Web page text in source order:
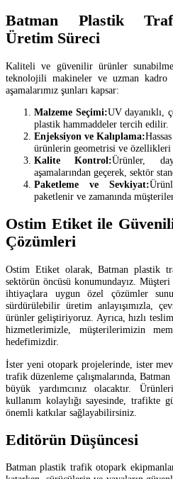
Batman Plastik
Üretim Süreci
Kaliteli ve güvenilir ürünler
teknolojili makineler ve uzman kadro
aşamalarımız şunları kapsar:
Malzeme Seçimi:UV dayanıklı,
plastik hammaddeler tercih edilir.
Enjeksiyon ve Kalıplama:
ürünlerin geometrisi ve
Kalite Kontrol:Ürünler,
aşamalarından geçerek, sektör
Paketleme ve Sevkiyat:
paketlenir ve zamanında
Ostim Etiket ile
Çözümleri
Ostim Etiket olarak, Batman plastik
sektörün öncüsü konumundayız.
ihtiyaçlara uygun özel çözümler
sürdürülebilir üretim anlayışımızla,
ürünler geliştiriyoruz. Ayrıca, hızlı
hizmetlerimizle, müşterilerimizin
hedefimizdir.
İster yeni otopark projelerinde, ister
trafik düzenleme çalışmalarında,
büyük yardımcınız olacaktır.
kullanım kolaylığı sayesinde, trafikte
önemli katkılar sağlayabilirsiniz.
Editörün Düşüncesi
Batman plastik trafik otopark